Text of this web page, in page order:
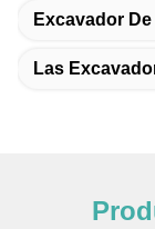
Excavador
Las